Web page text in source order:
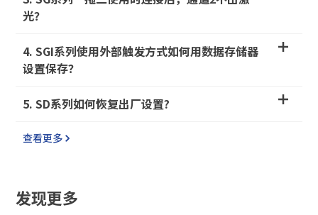
光？
4. SGI系列使用外部触发方式如何用数据存储器
设置保存？
5. SD系列如何恢复出厂设置?
查看更多
发现更多